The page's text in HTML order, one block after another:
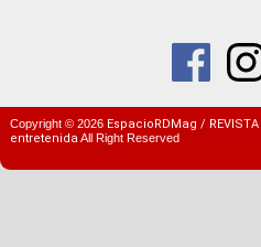
Copyright © 2026 EspacioRDMag /
entretenidaAll Right Reserved